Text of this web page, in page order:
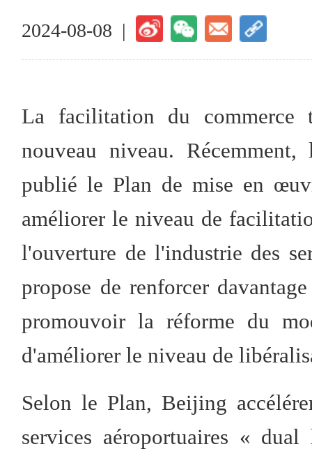
2024-08-08 |
La facilitation du commerce
nouveau niveau.
publié le Plan de mise en
améliorer le niveau de
l'ouverture de l'industrie des
propose de renforcer
promouvoir la réforme du
d'améliorer le niveau de
Selon le Plan, Beijing
services aéroportuaires «